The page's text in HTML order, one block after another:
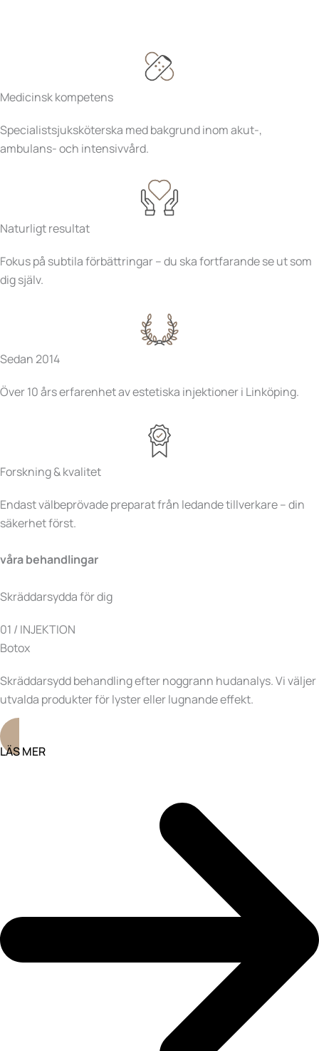
Medicinsk kompetens
Specialistsjuksköterska med bakgrund inom akut-,
ambulans- och intensivvård.
Naturligt resultat
Fokus på subtila förbättringar – du ska fortfarande se ut som
dig själv.
Sedan 2014
Över 10 års erfarenhet av estetiska injektioner i Linköping.
Forskning & kvalitet
Endast välbeprövade preparat från ledande tillverkare – din
säkerhet först.
våra behandlingar
Skräddarsydda för dig
01 / INJEKTION
Botox
Skräddarsydd behandling efter noggrann hudanalys. Vi väljer
utvalda produkter för lyster eller lugnande effekt.
LÄS MER